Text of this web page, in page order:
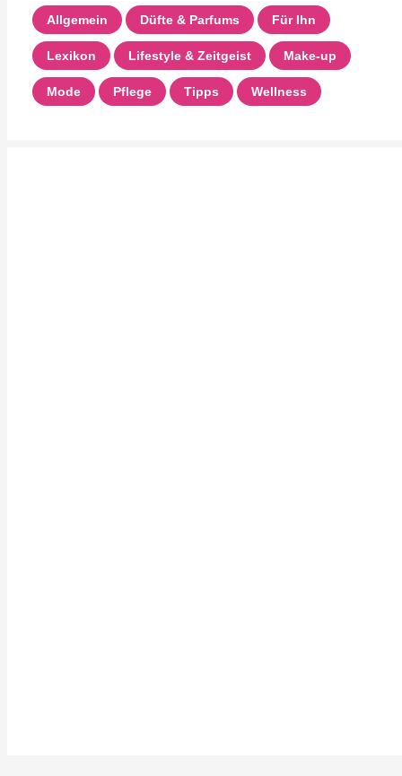
Allgemein Düfte & Parfums Für Ihn
Lexikon Lifestyle & Zeitgeist Make-up
Mode Pflege Tipps Wellness